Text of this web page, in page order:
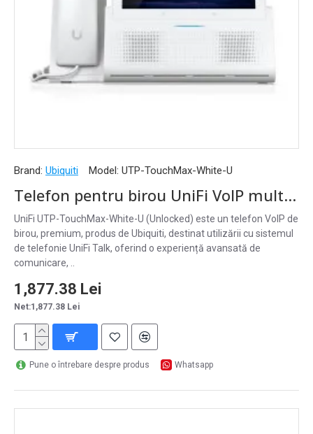
Brand: Ubiquiti Model: UTP-TouchMax-White-U
Telefon pentru birou UniFi VoIP multi-touch Bluetooth NFC WiFi Cameră PoE+ Unlocked, UTP-TouchMax-White-U
UniFi UTP-TouchMax-White-U (Unlocked) este un telefon VoIP de
birou, premium, produs de Ubiquiti, destinat utilizării cu sistemul
de telefonie UniFi Talk, oferind o experiență avansată de
comunicare, ..
1,877.38 Lei
Net:1,877.38 Lei
Pune o întrebare despre produs Whatsapp